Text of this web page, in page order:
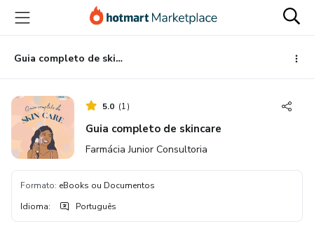
para
conteúdo
principal
para
pagamento
para
rodapé
Guia completo de skincare
5.0 (1)
Guia completo de skincare
Farmácia Junior Consultoria
Formato: eBooks ou Documentos
Idioma: Português